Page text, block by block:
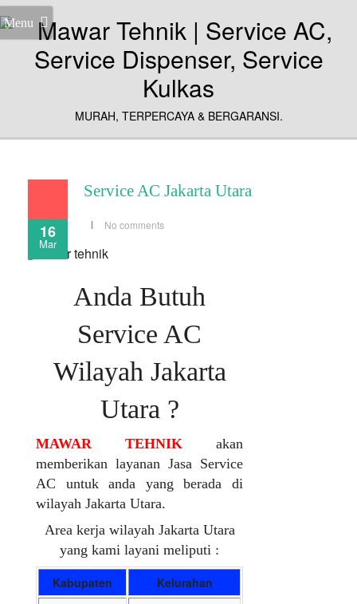
Menu
MURAH, TERPERCAYA & BERGARANSI.
16
Mar
Service AC Jakarta Utara
No comments
Anda Butuh
Service AC
Wilayah Jakarta
Utara ?
MAWAR TEHNIK akan
memberikan layanan Jasa Service
AC untuk anda yang berada di
wilayah Jakarta Utara.
Area kerja wilayah Jakarta Utara
yang kami layani meliputi :
Kabupaten Kelurahan